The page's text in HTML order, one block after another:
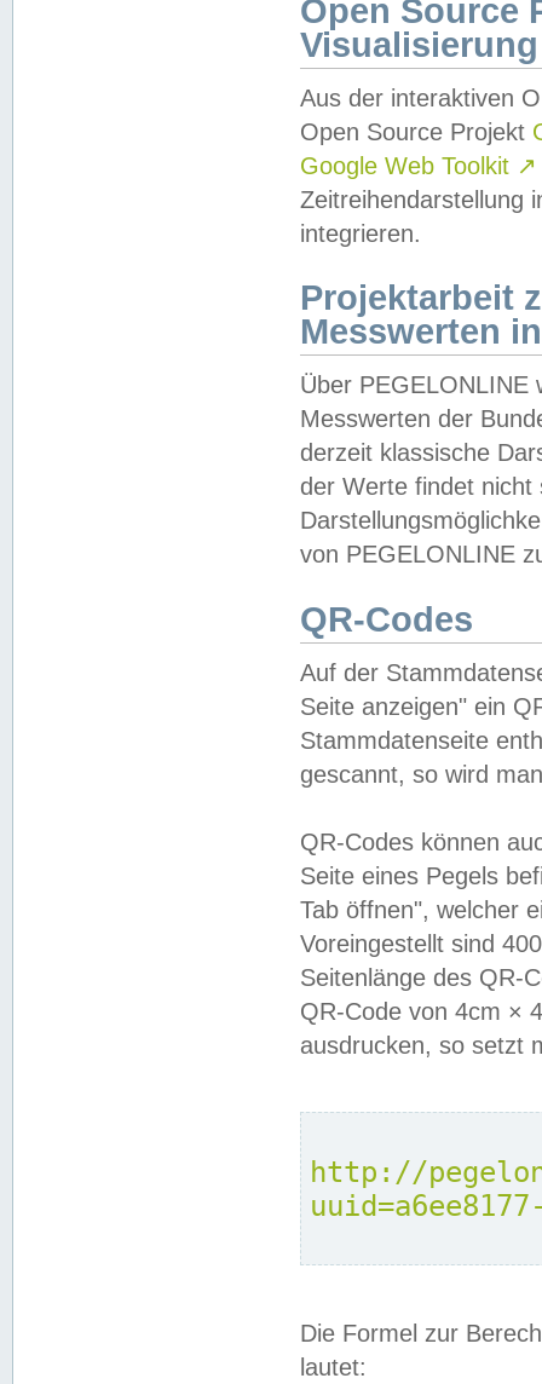
Open Source
Visualisierung
Aus der interaktiven
Open Source Projekt
Google Web Toolkit ↗
Zeitreihendarstellung
integrieren.
Projektarbeit
Messwerten
Über PEGELONLINE
Messwerten der
derzeit klassische
der Werte findet
von PEGELONLINE
QR-Codes
Auf der
Seite anzeigen" ein
Stammdatenseite
gescannt, so wird
QR-Codes können
Seite eines Pegels
Tab öffnen", welcher
Voreingestellt sind
Seitenlänge des QR-
QR-Code von 4cm ×
ausdrucken, so setzt
http://
Die Formel zur
lautet: